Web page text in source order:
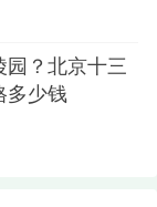
园？北京十三
多少钱